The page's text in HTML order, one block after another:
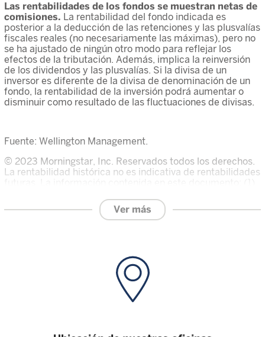
Las rentabilidades de los fondos se muestran netas de
comisiones. La rentabilidad del fondo indicada es
posterior a la deducción de las retenciones y las plusvalías
fiscales reales (no necesariamente las máximas), pero no
se ha ajustado de ningún otro modo para reflejar los
efectos de la tributación. Además, implica la reinversión
de los dividendos y las plusvalías. Si la divisa de un
inversor es diferente de la divisa de denominación de un
fondo, la rentabilidad de la inversión podrá aumentar o
disminuir como resultado de las fluctuaciones de divisas.
Fuente: Wellington Management.
© 2023 Morningstar, Inc. Reservados todos los derechos.
La rentabilidad histórica no es indicativa de rentabilidades
distribuida; y (3) no se garantiza que sea exacta, completa
u oportuna. Ni Morningstar ni sus proveedores de
obtiene a partir de una media ponderada de las
calificaciones a tres, cinco y diez años (según proceda),
basadas en una rentabilidad ajustada al riesgo.
La inversión en los fondos descritos en este sitio web
Ver más